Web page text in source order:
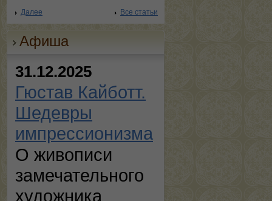
Далее Все статьи
Афиша
31.12.2025
Гюстав Кайботт.
Шедевры
импрессионизма
О живописи
замечательного
художника